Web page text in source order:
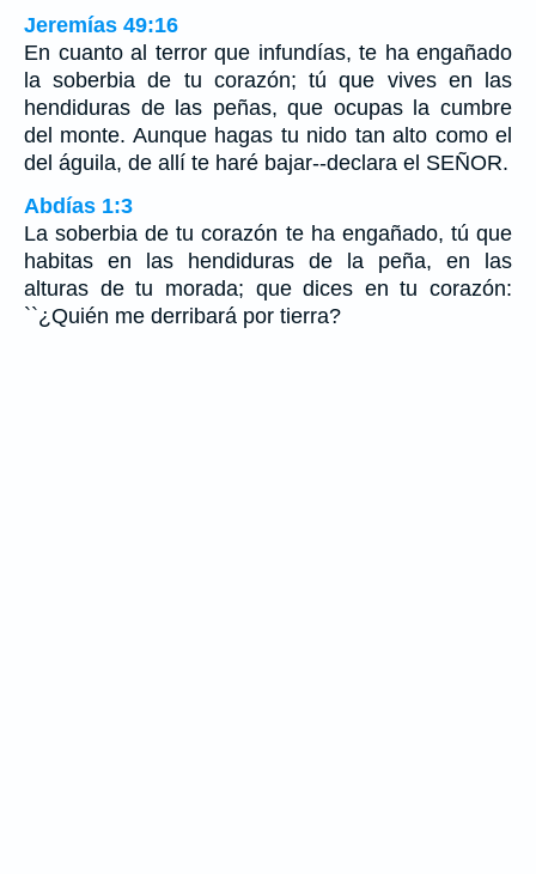
Jeremías 49:16
En cuanto al terror que infundías, te ha engañado
la soberbia de tu corazón; tú que vives en las
hendiduras de las peñas, que ocupas la cumbre
del monte. Aunque hagas tu nido tan alto como el
del águila, de allí te haré bajar--declara el SEÑOR.
Abdías 1:3
La soberbia de tu corazón te ha engañado, tú que
habitas en las hendiduras de la peña, en las
alturas de tu morada; que dices en tu corazón:
``¿Quién me derribará por tierra?